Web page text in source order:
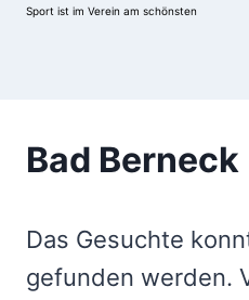
Sport ist im Verein am schönsten
Bad Berneck
Das Gesuchte
gefunden werden.